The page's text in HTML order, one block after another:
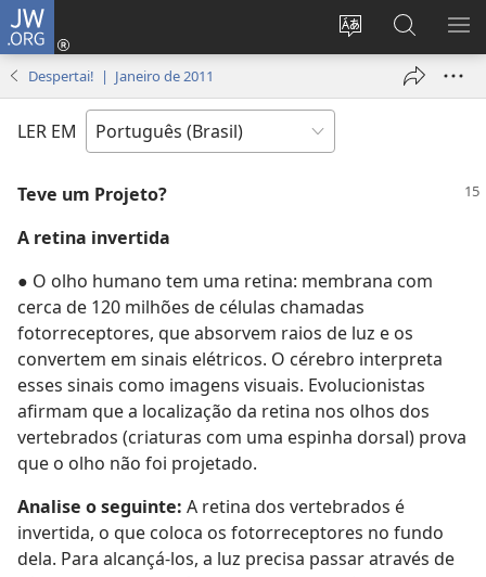
JW.ORG
Mudar
idioma
Log
janela)
Buscar
no
JW.ORG
Despertai! | Janeiro de 2011
LER EM
Teve um Projeto?
A retina invertida
● O olho humano tem uma retina: membrana com
cerca de 120 milhões de células chamadas
fotorreceptores, que absorvem raios de luz e os
convertem em sinais elétricos. O cérebro interpreta
esses sinais como imagens visuais. Evolucionistas
afirmam que a localização da retina nos olhos dos
vertebrados (criaturas com uma espinha dorsal) prova
que o olho não foi projetado.
Analise o seguinte: A retina dos vertebrados é
invertida, o que coloca os fotorreceptores no fundo
dela. Para alcançá-los, a luz precisa passar através de